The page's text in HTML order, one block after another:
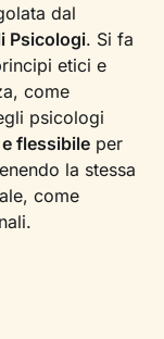
dal
Psicologi. Si fa
etici e
come
psicologi
flessibile per
la stessa
come